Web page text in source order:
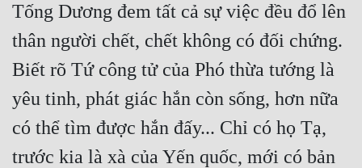
Xuyên Không
Xuyên Nhanh
Điền Văn
Tống Dương đem tất cả sự việc đều đổ lên
thân người chết, chết không có đối chứng.
Biết rõ Tứ công tử của Phó thừa tướng là
yêu tinh, phát giác hắn còn sống, hơn nữa
có thể tìm được hắn đấy... Chỉ có họ Tạ,
trước kia là xà của Yến quốc, mới có bản